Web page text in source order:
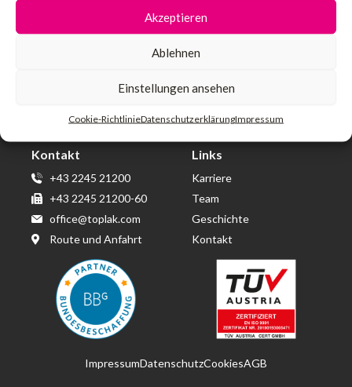
Akzeptieren
Ablehnen
Einstellungen ansehen
Cookie-RichtlinieDatenschutzerklärungImpressum
Wirtschaftspark Wolkersdorf
Berta von Suttner Straße 14
Kontakt
+43 2245 21200
+43 2245 21200-60
office@toplak.com
Route und Anfahrt
Links
Karriere
Team
Geschichte
Kontakt
ImpressumDatenschutzCookiesAGB